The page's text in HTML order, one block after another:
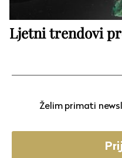
Ljetni trendovi
Želim primati